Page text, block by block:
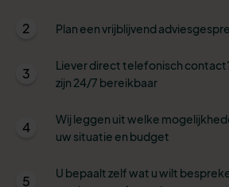
2 Plan een vrijblijvend
3
Liever direct telefonisch
zijn 24/7 bereikbaar
4
Wij leggen uit welke
uw situatie en budget
5
U bepaalt zelf wat u wilt